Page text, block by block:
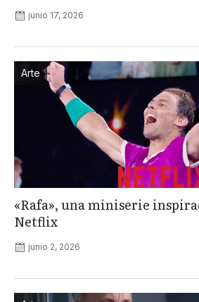
junio 17, 2026
Arte
«Rafa», una miniserie
Netflix
junio 2, 2026